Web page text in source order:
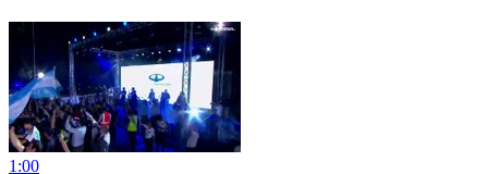
1:00